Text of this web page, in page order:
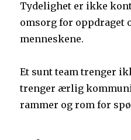
Tydelighet er ikke
omsorg for oppdraget
menneskene.
Et sunt team trenger
trenger ærlig
rammer og rom for